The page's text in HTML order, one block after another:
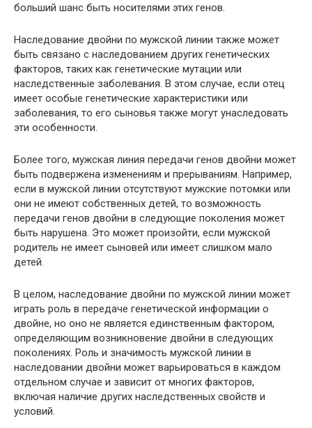
больший шанс быть носителями этих генов.
Наследование двойни по мужской линии также может
быть связано с наследованием других генетических
факторов, таких как генетические мутации или
наследственные заболевания. В этом случае, если отец
имеет особые генетические характеристики или
заболевания, то его сыновья также могут унаследовать
эти особенности.
Более того, мужская линия передачи генов двойни может
быть подвержена изменениям и прерываниям. Например,
если в мужской линии отсутствуют мужские потомки или
они не имеют собственных детей, то возможность
передачи генов двойни в следующие поколения может
быть нарушена. Это может произойти, если мужской
родитель не имеет сыновей или имеет слишком мало
детей.
В целом, наследование двойни по мужской линии может
играть роль в передаче генетической информации о
двойне, но оно не является единственным фактором,
определяющим возникновение двойни в следующих
поколениях. Роль и значимость мужской линии в
наследовании двойни может варьироваться в каждом
отдельном случае и зависит от многих факторов,
включая наличие других наследственных свойств и
условий.